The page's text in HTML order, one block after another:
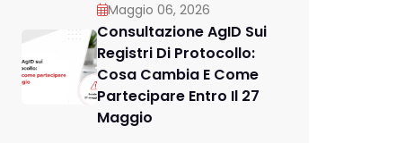
Maggio 06, 2026
Consultazione AgID Sui
Registri Di Protocollo:
Cosa Cambia E Come
Partecipare Entro Il 27
Maggio